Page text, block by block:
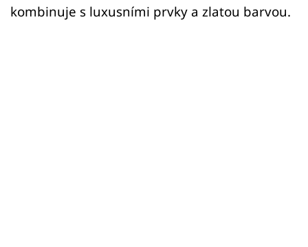
kombinuje s luxusními prvky a zlatou barvou.